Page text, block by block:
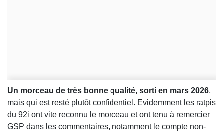
Un morceau de très bonne qualité, sorti en mars 2026,
mais qui est resté plutôt confidentiel. Evidemment les ratpis
du 92i ont vite reconnu le morceau et ont tenu à remercier
GSP dans les commentaires, notamment le compte non-